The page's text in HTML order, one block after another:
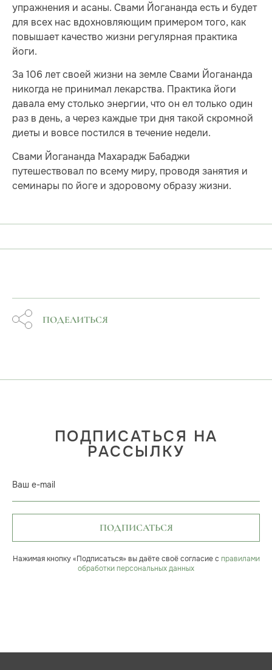
упражнения и асаны. Свами Йогананда есть и будет
для всех нас вдохновляющим примером того, как
повышает качество жизни регулярная практика
йоги.
За 106 лет своей жизни на земле Свами Йогананда
никогда не принимал лекарства. Практика йоги
давала ему столько энергии, что он ел только один
раз в день, а через каждые три дня такой скромной
диеты и вовсе постился в течение недели.
Свами Йогананда Махарадж Бабаджи
путешествовал по всему миру, проводя занятия и
семинары по йоге и здоровому образу жизни.
ПОДЕЛИТЬСЯ
ПОДПИСАТЬСЯ НА
РАССЫЛКУ
Ваш e-mail
ПОДПИСАТЬСЯ
Нажимая кнопку «Подписаться» вы даёте своё согласие с правилами
обработки персональных данных